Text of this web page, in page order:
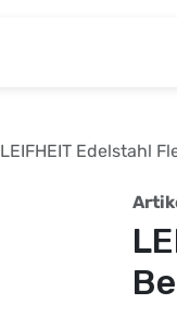
LEIFHEIT Edelstahl